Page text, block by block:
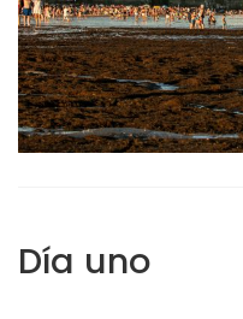
Día uno